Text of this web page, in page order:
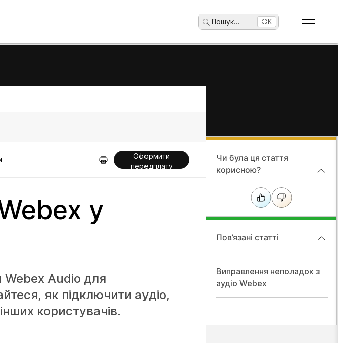
Пошук... ⌘K
Оформити
передплату
у
Webex Audio для
як підключити аудіо,
користувачів.
Чи була ця стаття
корисною?
Пов’язані статті
Виправлення неполадок з
аудіо Webex